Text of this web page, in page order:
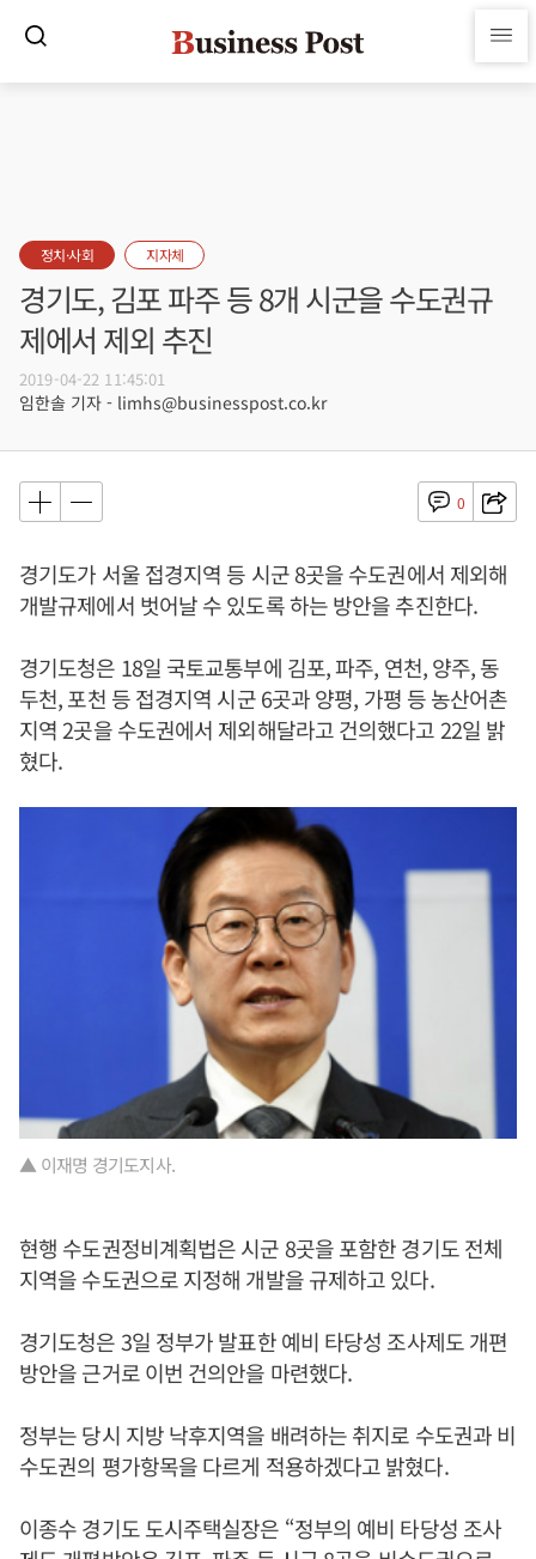
정치·사회 지자체
경기도, 김포 파주 등 8개 시군을 수도권규
제에서 제외 추진
2019-04-22 11:45:01
임한솔 기자 - limhs@businesspost.co.kr
0
경기도가 서울 접경지역 등 시군 8곳을 수도권에서 제외해
개발규제에서 벗어날 수 있도록 하는 방안을 추진한다.
경기도청은 18일 국토교통부에 김포, 파주, 연천, 양주, 동
두천, 포천 등 접경지역 시군 6곳과 양평, 가평 등 농산어촌
지역 2곳을 수도권에서 제외해달라고 건의했다고 22일 밝
혔다.
▲ 이재명 경기도지사.
현행 수도권정비계획법은 시군 8곳을 포함한 경기도 전체
지역을 수도권으로 지정해 개발을 규제하고 있다.
경기도청은 3일 정부가 발표한 예비 타당성 조사제도 개편
방안을 근거로 이번 건의안을 마련했다.
정부는 당시 지방 낙후지역을 배려하는 취지로 수도권과 비
수도권의 평가항목을 다르게 적용하겠다고 밝혔다.
이종수 경기도 도시주택실장은 “정부의 예비 타당성 조사